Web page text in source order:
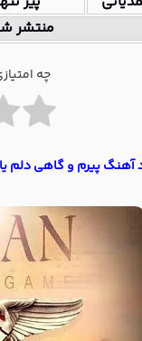
منتشر
چه
آهنگ پیرم و گاهی